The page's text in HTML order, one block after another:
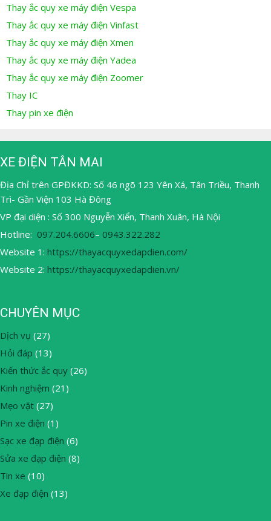
Thay ắc quy xe máy điện Vespa
Thay ắc quy xe máy điện Vinfast
Thay ắc quy xe máy điện Xmen
Thay ắc quy xe máy điện Yadea
Thay ắc quy xe máy điện Zoomer
Thay IC
Thay pin xe điện
XE ĐIỆN TÂN MAI
Địa Chỉ trên GPĐKKD: Số 46 ngõ 123 Yên Xá, Tân Triều, Thanh
Trì- Gần Viện 103 Hà Đông
VP đại diện : Số 300 Nguyễn Xiển, Thanh Xuân, Hà Nội
Hotline: 097.204.6606– 0943.322.282
Website 1: https://thayacquyxedapdien.com/
Website 2: https://thayacquyxedapdien.vn/
CHUYÊN MỤC
Dịch vụ (27)
Hỏi đáp (13)
Kiến thức ắc quy (26)
Kinh nghiệm (21)
Mẹo vặt (27)
Pin xe điện (1)
Sạc xe đạp điện (6)
Sửa xe đạp điện (8)
Tin xe (10)
Xe đạp điện (13)